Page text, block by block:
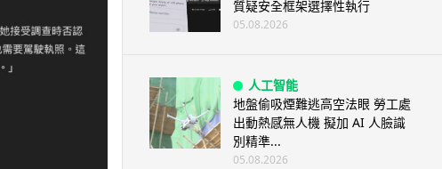
質疑安全框架選擇性執行
05.08.2026
人工智能
地盤偷吸煙難逃高空法眼 勞工處
出動熱感無人機 擬加 AI 人臉識
別精準...
05.08.2026